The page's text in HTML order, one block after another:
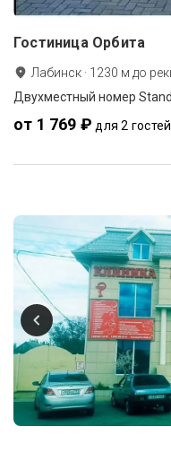
Гостиница Орбита
Лабинск · 1230 м до
Двухместный номер
от 1 769 ₽ для 2 гостей